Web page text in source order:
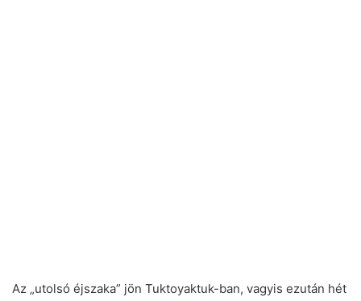
Az „utolsó éjszaka” jön Tuktoyaktuk-ban, vagyis ezután hét